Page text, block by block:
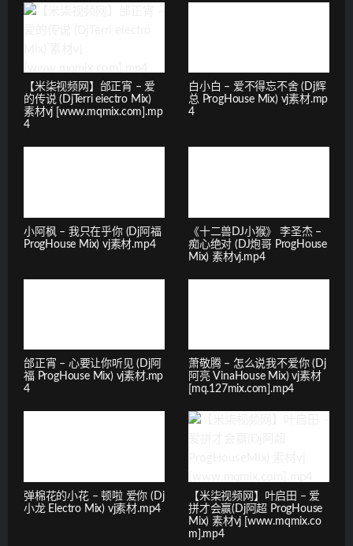
【米柒视频网】邰正宵 – 爱
的传说 (DjTerri eiectro Mix)
素材vj [www.mqmix.com].mp
4
白小白 – 爱不得忘不舍 (Dj辉
总 ProgHouse Mix) vj素材.mp
4
小阿枫 – 我只在乎你 (Dj阿福
ProgHouse Mix) vj素材.mp4
《十二兽DJ小猴》 李圣杰 –
痴心绝对 (DJ炮哥 ProgHouse
Mix) 素材vj.mp4
邰正宵 – 心要让你听见 (Dj阿
福 ProgHouse Mix) vj素材.mp
4
萧敬腾 – 怎么说我不爱你 (Dj
阿亮 VinaHouse Mix) vj素材
[mq.127mix.com].mp4
弹棉花的小花 – 顿啦 爱你 (Dj
小龙 Electro Mix) vj素材.mp4
【米柒视频网】叶启田 – 爱
拼才会赢(Dj阿超 ProgHouse
Mix) 素材vj [www.mqmix.co
m].mp4